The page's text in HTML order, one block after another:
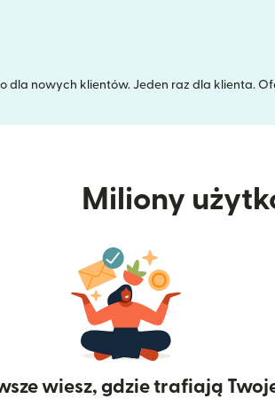
dla nowych klientów. Jeden raz dla klienta.
Miliony
wiesz, gdzie trafiają